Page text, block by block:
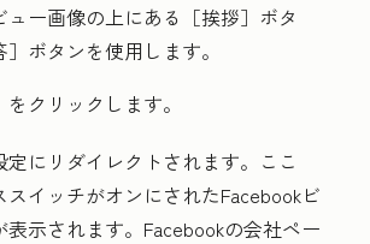
ュー画像の上にある ［挨拶］ボタ
］ボタンを使用します。
をクリックします。
定にリダイレクトされます。ここ
スイッチがオンにされたFacebookビ
表示されます。Facebookの会社ペー